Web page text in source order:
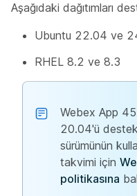
Aşağıdaki dağıtımları
Ubuntu 22.04 ve
RHEL 8.2 ve 8.3
Webex App
20.04'ü
sürümünün
takvimi için
politikasına